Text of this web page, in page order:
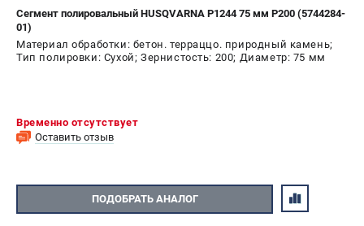
Сегмент полировальный HUSQVARNA P1244 75 мм P200 (5744284-
01)
Материал обработки: бетон. терраццо. природный камень;
Тип полировки: Сухой; Зернистость: 200; Диаметр: 75 мм
Временно отсутствует
Оставить отзыв
ПОДОБРАТЬ АНАЛОГ